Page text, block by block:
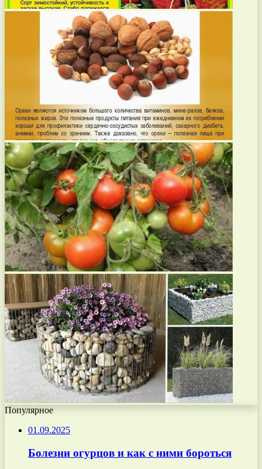
Популярное
01.09.2025
Болезни огурцов и как с ними бороться